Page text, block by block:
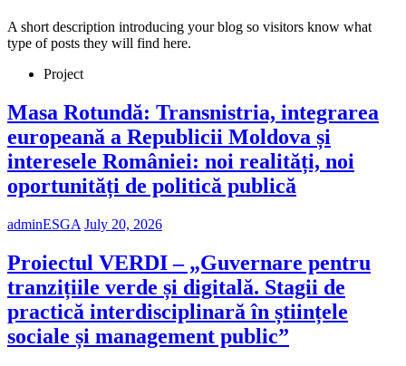
A short description introducing your blog so visitors know what
type of posts they will find here.
Project
Masa Rotundă: Transnistria, integrarea
europeană a Republicii Moldova și
interesele României: noi realități, noi
oportunități de politică publică
adminESGA July 20, 2026
Proiectul VERDI – „Guvernare pentru
tranzițiile verde și digitală. Stagii de
practică interdisciplinară în științele
sociale și management public”